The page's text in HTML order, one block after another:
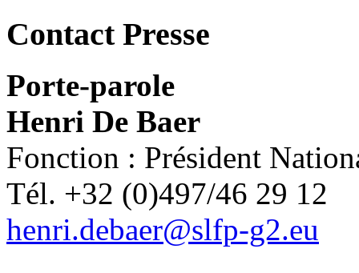
Contact Presse
Porte-parole
Henri De Baer
Fonction : Président
Tél. +32 (0)497/46 29 12
henri.debaer@slfp-g2.eu